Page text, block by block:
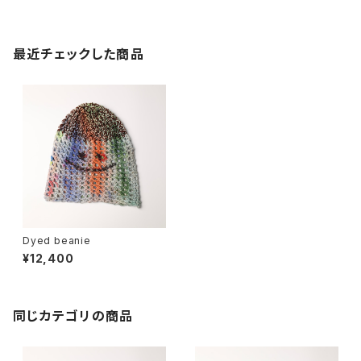
最近チェックした商品
Dyed beanie
¥12,400
同じカテゴリの商品